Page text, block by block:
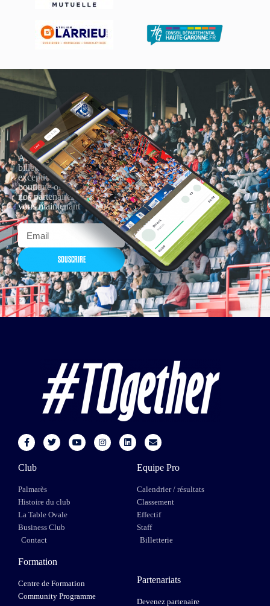
Actualités, nouveautés,
billetterie, remises
exceptionnelles dans la
boutique officielles & chez
nos partenaires… Inscrivez-
vous maintenant
SOUSCRIRE
Club
Palmarès
Histoire du club
La Table Ovale
Business Club
Contact
Equipe Pro
Calendrier / résultats
Classement
Effectif
Staff
Billetterie
Formation
Centre de Formation
Community Programme
Partenariats
Devenez partenaire